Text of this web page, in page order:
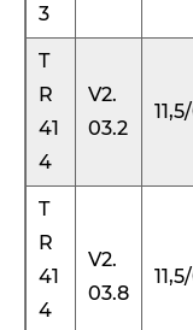
3
T
R
41
4
V2.
03.2
T
R
41
4
V2.
03.8